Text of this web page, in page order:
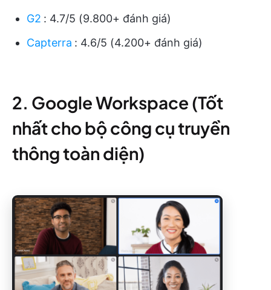
G2 : 4.7/5 (9.800+ đánh giá)
Capterra : 4.6/5 (4.200+ đánh giá)
2. Google Workspace (Tốt
nhất cho bộ công cụ truyền
thông toàn diện)